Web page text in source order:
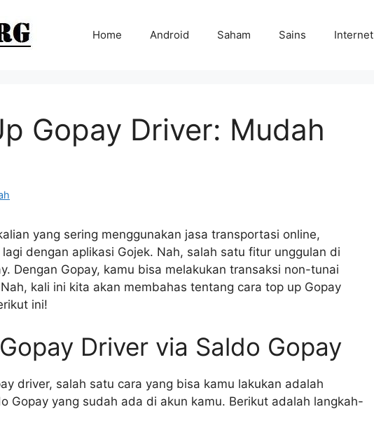
Home Android Saham Sains Internet
Gopay Driver: Mudah
yang sering menggunakan jasa transportasi online,
dengan aplikasi Gojek. Nah, salah satu fitur unggulan di
Dengan Gopay, kamu bisa melakukan transaksi non-tunai
kali ini kita akan membahas tentang cara top up Gopay
ini!
Driver via Saldo Gopay
driver, salah satu cara yang bisa kamu lakukan adalah
Gopay yang sudah ada di akun kamu. Berikut adalah langkah-